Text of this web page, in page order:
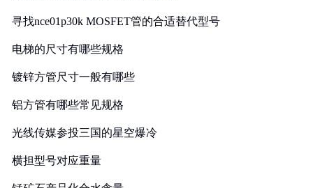
寻找nce01p30k MOSFET管的合适替代型号
电梯的尺寸有哪些规格
镀锌方管尺寸一般有哪些
铝方管有哪些常见规格
光线传媒参投三国的星空爆冷
横担型号对应重量